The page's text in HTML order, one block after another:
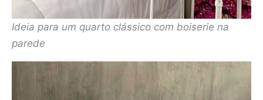
Ideia para um quarto clássico com boiserie na
parede